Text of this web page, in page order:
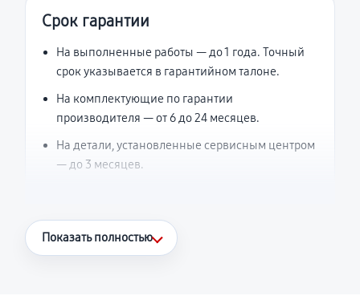
Срок гарантии
На выполненные работы — до 1 года. Точный
срок указывается в гарантийном талоне.
На комплектующие по гарантии
производителя — от 6 до 24 месяцев.
На детали, установленные сервисным центром
— до 3 месяцев.
Что считается гарантийным случаем
Показать полностью